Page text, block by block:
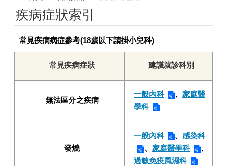
疾病症狀索引
常見疾病病症參考(18歲以下請掛小兒科)
常見疾病症狀 建議就診科別
無法區分之疾病
一般內科 、 家庭醫
學科
發燒
一般內科 、 感染科
、 家庭醫學科
、
過敏免疫風濕科